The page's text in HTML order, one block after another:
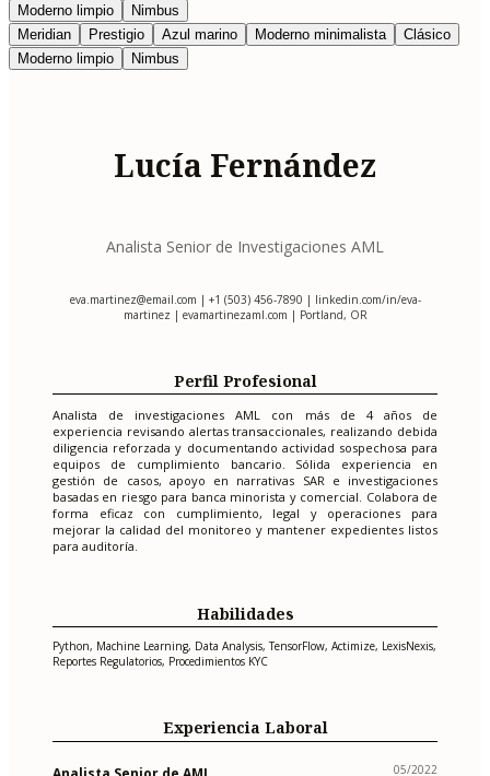
Moderno limpio
Nimbus
Meridian
Prestigio Azul marino Moderno minimalista
Clásico
Moderno limpio
Nimbus
Lucía Fernández
Analista Senior de Investigaciones AML
eva.martinez@email.com | +1 (503) 456-7890 | linkedin.com/in/eva-
martinez | evamartinezaml.com | Portland, OR
Perfil Profesional
Analista de investigaciones AML con más de 4 años de
experiencia revisando alertas transaccionales, realizando debida
diligencia reforzada y documentando actividad sospechosa para
equipos de cumplimiento bancario. Sólida experiencia en
gestión de casos, apoyo en narrativas SAR e investigaciones
basadas en riesgo para banca minorista y comercial. Colabora de
forma eficaz con cumplimiento, legal y operaciones para
mejorar la calidad del monitoreo y mantener expedientes listos
para auditoría.
Habilidades
Python, Machine Learning, Data Analysis, TensorFlow, Actimize, LexisNexis,
Reportes Regulatorios, Procedimientos KYC
Experiencia Laboral
05/2022